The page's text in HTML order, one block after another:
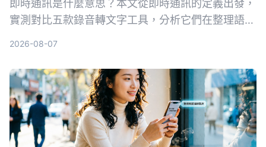
即時通訊是什麼意思？本文從即時通訊的定義出發，
實測對比五款錄音轉文字工具，分析它們在整理語音
2026-08-07